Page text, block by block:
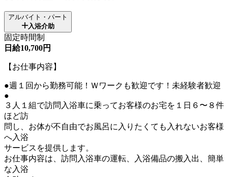
アルバイト・パート
入浴介助
固定時間制
日給10,700円
【お仕事内容】
●週１回から勤務可能！Ｗワークも歓迎です！未経験者歓迎
●
３人１組で訪問入浴車に乗ってお客様のお宅を１日６〜８件
ほど訪
問し、お体が不自由でお風呂に入りたくても入れないお客様
へ入浴
サービスを提供します。
お仕事内容は、訪問入浴車の運転、入浴備品の搬入出、簡単
な入浴